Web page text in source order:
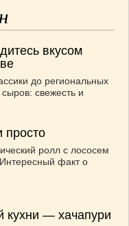
вкусом
до региональных
свежесть и
просто
ролл с лососем
факт о
кухни — хачапури